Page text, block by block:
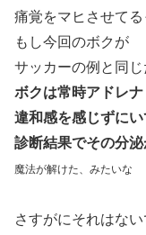
痛覚をマヒさせてる
もし今回のボクが
サッカーの例と同じ
ボクは常時アドレ
違和感を感じずにい
診断結果でその分
魔法が解けた、みたいな
さすがにそれはな